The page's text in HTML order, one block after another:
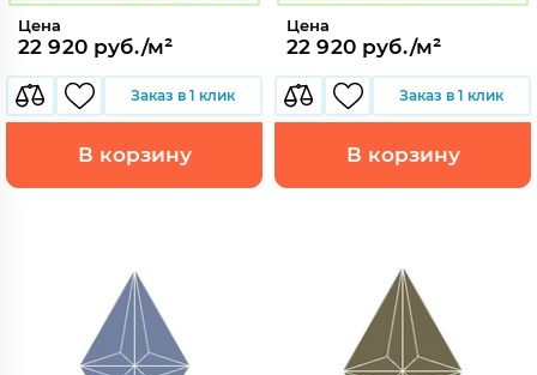
Цена
22 920 руб./м²
Заказ в 1 клик
В корзину
Цена
22 920 руб./м²
Заказ в 1 клик
В корзину